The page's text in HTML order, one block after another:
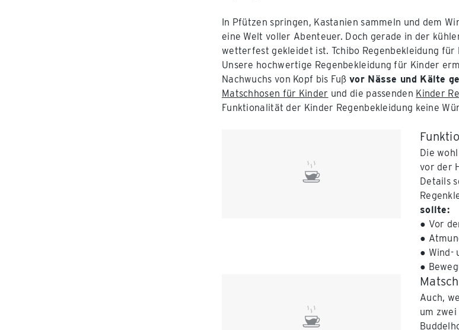
In Pfützen springen, Kastanien sammeln und dem
eine Welt voller Abenteuer. Doch gerade in der
wetterfest gekleidet ist. Tchibo Regenbekleidung
Unsere hochwertige Regenbekleidung für Kinder
Nachwuchs von Kopf bis Fußvor Nässe und Kälte
Matschhosen für Kinder und die passenden Kinder
Funktionalität der Kinder Regenbekleidung keine
Die
vor der
Details
sollte:
● Vor
●
● Wind-
●
Auch,
um